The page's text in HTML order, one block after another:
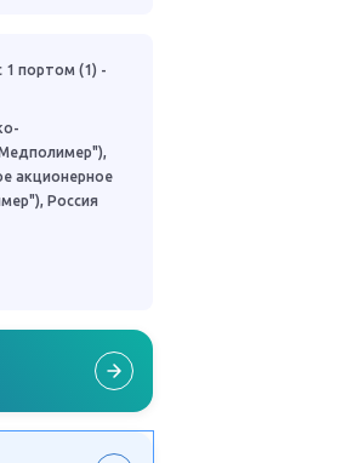
1 портом (1) -
акционерное
Россия